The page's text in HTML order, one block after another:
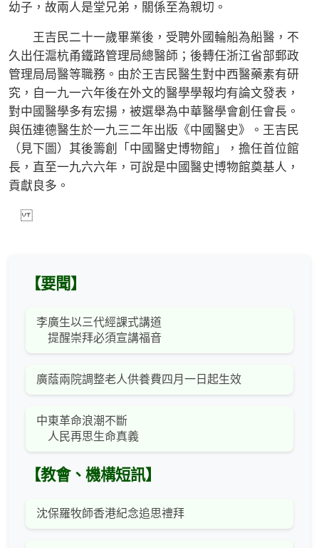
幼子，故兩人是堂兄弟，關係至為親切。
王吉民二十一歲畢業後，受聘外國輪船為船醫，不
久出任滬杭甬鐵路管理局總醫師；後轉任浙江省部郵政
管理局局醫等職務。由於王吉民醫生對中西醫藥素有研
究，自一九一六年後在外文的醫學學報均有論文發表，
對中國醫學多有宏揚，被選舉為中華醫學會創任會長。
與伍連德醫生於一九三二年出版《中國醫史》。王吉民
（見下圖）其後籌創「中國醫史博物館」，擔任首位館
長，直至一九六六年，可說是中國醫史博物館奠基人，
貢獻良多。
【要聞】
李廣生以三代經課式講道
提醒崇拜必須宣講福音
廣蔭兩院調整老人供養費四月一日起生效
中東革命浪潮不斷
人民再思生命真義
【教會、機構短訊】
沈保羅牧師香港紀念追思禮拜